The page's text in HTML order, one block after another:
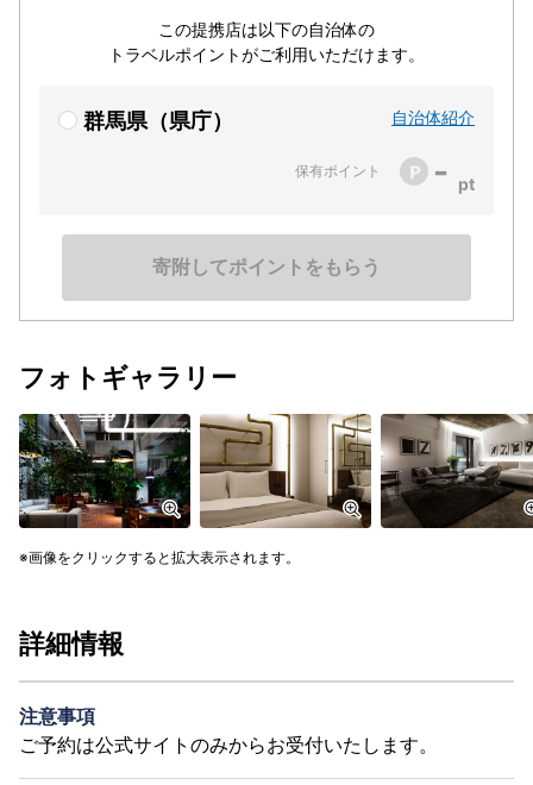
この提携店は以下の自治体の
トラベルポイントがご利用いただけます。
群馬県（県庁） 自治体紹介
保有ポイント -
寄附してポイントをもらう
者には無料のアートツアーもご提供しています。
フォトギャラリー
画像をクリックすると拡大表示されます。
詳細情報
注意事項
ご予約は公式サイトのみからお受付いたします。